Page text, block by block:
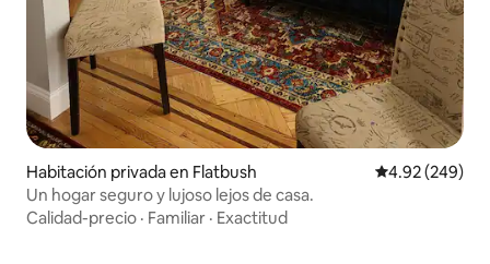
Habitación privada en Flatbush Calificación
4.92 (249)
Un hogar seguro y lujoso lejos de casa.
Calidad-precio · Familiar · Exactitud